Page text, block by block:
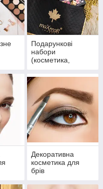
Подарункові
набори
(косметика,
Декоративна
косметика для
брів